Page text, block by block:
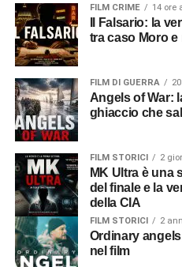
FILM CRIME 14 ore
tra caso Moro e
FILM DI GUERRA
Angels of War: la vera storia dei velisti sul
ghiaccio che
FILM STORICI 2
MK Ultra è una storia vera? Spiegazione
del finale e la
della CIA
FILM STORICI 2
Ordinary angels, la storia vera e gli errori
nel film